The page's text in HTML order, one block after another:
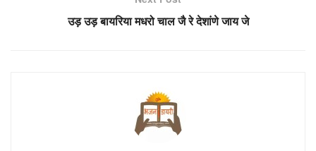
उड़ उड़ बायरिया मधरो चाल जै रे देशांणे जाय जे